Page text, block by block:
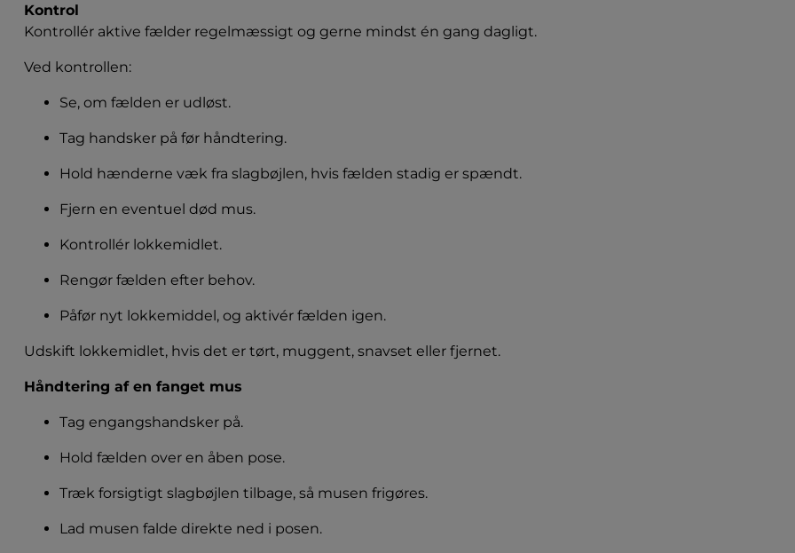
Kontrol
Kontrollér aktive fælder regelmæssigt og gerne mindst én gang dagligt.
Ved kontrollen:
Se, om fælden er udløst.
Tag handsker på før håndtering.
Hold hænderne væk fra slagbøjlen, hvis fælden stadig er spændt.
Fjern en eventuel død mus.
Kontrollér lokkemidlet.
Rengør fælden efter behov.
Påfør nyt lokkemiddel, og aktivér fælden igen.
Udskift lokkemidlet, hvis det er tørt, muggent, snavset eller fjernet.
Håndtering af en fanget mus
Tag engangshandsker på.
Hold fælden over en åben pose.
Træk forsigtigt slagbøjlen tilbage, så musen frigøres.
Lad musen falde direkte ned i posen.